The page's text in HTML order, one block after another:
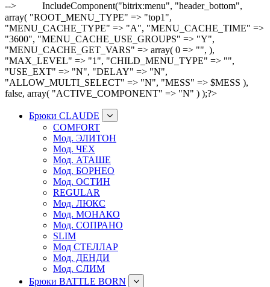
-->
IncludeComponent("bitrix:menu", "header_bottom",
array( "ROOT_MENU_TYPE" => "top1",
"MENU_CACHE_TYPE" => "A", "MENU_CACHE_TIME" =>
"3600", "MENU_CACHE_USE_GROUPS" => "Y",
"MENU_CACHE_GET_VARS" => array( 0 => "", ),
"MAX_LEVEL" => "1", "CHILD_MENU_TYPE" => "",
"USE_EXT" => "N", "DELAY" => "N",
"ALLOW_MULTI_SELECT" => "N", "MESS" => $MESS ),
false, array( "ACTIVE_COMPONENT" => "N" ) );?>
Брюки CLAUDE
COMFORT
Мод. ЭЛИТОН
Мод. ЧЕХ
Мод. АТАШЕ
Мод. БОРНЕО
Мод. ОСТИН
REGULAR
Мод. ЛЮКС
Мод. МОНАКО
Мод. СОПРАНО
SLIM
Мод СТЕЛЛАР
Мод. ДЕНДИ
Мод. СЛИМ
Брюки BATTLE BORN